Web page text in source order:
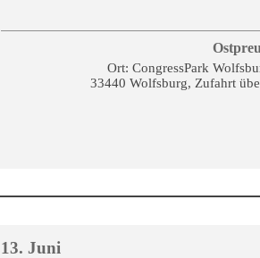
Ort: CongressPark
33440 Wolfsburg, Zufahrt
13. Juni